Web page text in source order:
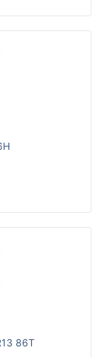
86T